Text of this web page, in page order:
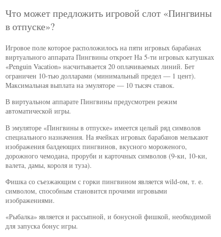
Что может предложить игровой слот «Пингвины
в отпуске»?
Игровое поле которое расположилось на пяти игровых барабанах
виртуального аппарата Пингвины откроет На 5-ти игровых катушках
«Penguin Vacation» насчитывается 20 оплачиваемых линий. Бет
ограничен 10-тью долларами (минимальный предел — 1 цент).
Максимальная выплата на эмуляторе — 10 тысяч ставок.
В виртуальном аппарате Пингвины предусмотрен режим
автоматической игры.
В эмуляторе «Пингвины в отпуске» имеется целый ряд символов
специального назначения. На ячейках игровых барабанов мелькают
изображения балдеющих пингвинов, вкусного мороженого,
дорожного чемодана, проруби и карточных символов (9-ки, 10-ки,
валета, дамы, короля и туза).
Фишка со съезжающим с горки пингвином является wild-ом, т. е.
символом, способным становится прочими игровыми
изображениями.
«Рыбалка» является и рассыпной, и бонусной фишкой, необходимой
для запуска бонус игры.